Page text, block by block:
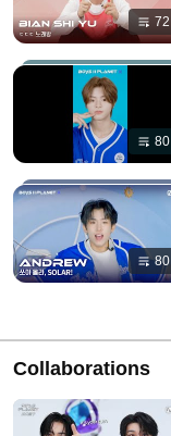
72
80
80
Collaborations